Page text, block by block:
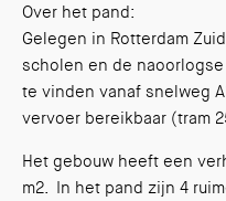
Over het pand:
Gelegen in Rotterdam
scholen en de
te vinden vanaf snelweg
vervoer bereikbaar (tram
Het gebouw heeft een
m2. In het pand zijn 4